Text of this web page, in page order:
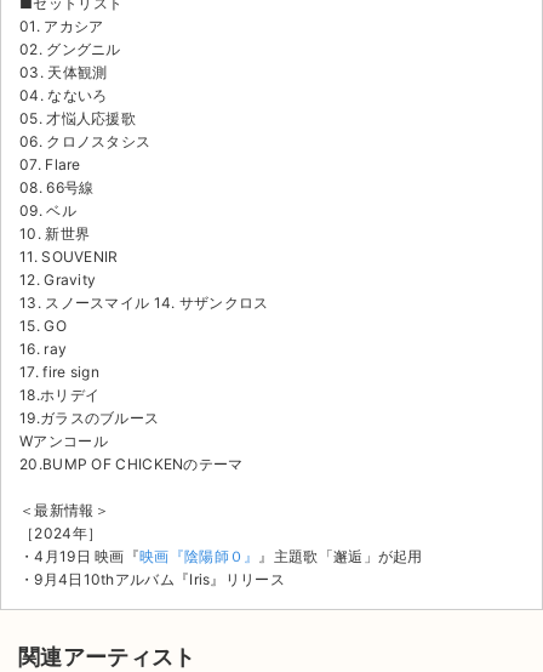
01. アカシア
02. グングニル
03. 天体観測
04. なないろ
05. 才悩人応援歌
06. クロノスタシス
07. Flare
08. 66号線
09. ベル
10. 新世界
11. SOUVENIR
12. Gravity
13. スノースマイル 14. サザンクロス
15. GO
16. ray
17. fire sign
18.ホリデイ
19.ガラスのブルース
Wアンコール
20.BUMP OF CHICKENのテーマ
＜最新情報＞
［2024年］
・4月19日 映画『映画『陰陽師０』 』主題歌「邂逅」が起用
・9月4日10thアルバム『Iris』リリース
関連アーティスト